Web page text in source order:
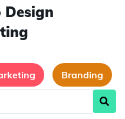
Design
Branding